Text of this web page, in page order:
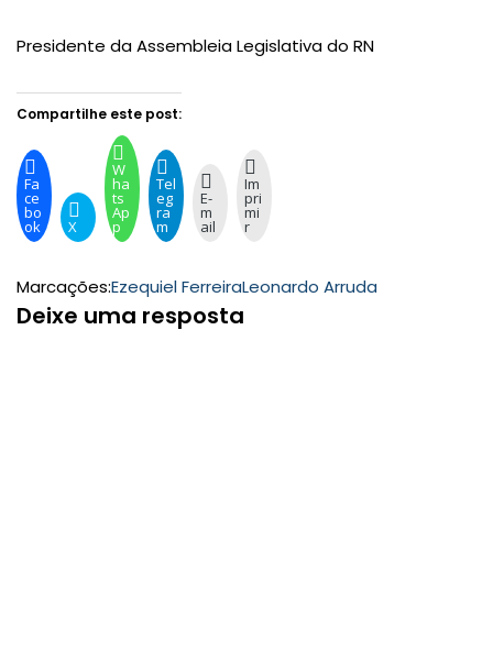
Presidente da Assembleia Legislativa do RN
Compartilhe este post:
Fa
ce
bo
ok X
W
ha
ts
Ap
p
Tel
eg
ra
m
E-
m
ail
Im
pri
mi
r
Marcações:Ezequiel FerreiraLeonardo Arruda
Deixe uma resposta